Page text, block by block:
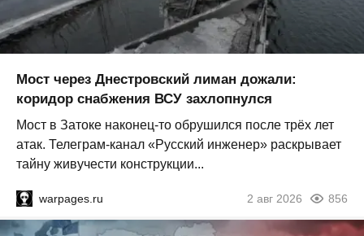
Мост через Днестровский лиман дожали:
коридор снабжения ВСУ захлопнулся
Мост в Затоке наконец-то обрушился после трёх лет
атак. Телеграм-канал «Русский инженер» раскрывает
тайну живучести конструкции...
warpages.ru 2 авг 2026 856